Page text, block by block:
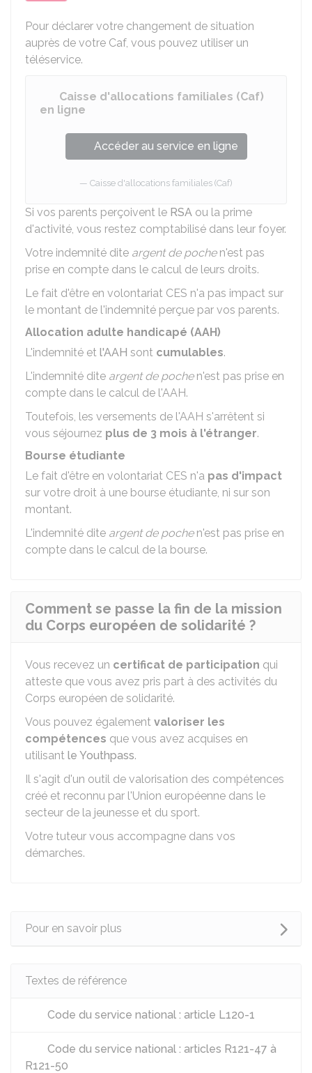
Pour déclarer votre changement de situation
auprès de votre Caf, vous pouvez utiliser un
téléservice.
Caisse d'allocations familiales (Caf)
en ligne
Accéder au service en ligne
Caisse d'allocations familiales (Caf)
Si vos parents perçoivent le RSA ou la prime
d'activité, vous restez comptabilisé dans leur foyer.
Votre indemnité dite argent de pochen'est pas
prise en compte dans le calcul de leurs droits.
Le fait d'être en volontariat CES n'a pas impact sur
le montant de l'indemnité perçue par vos parents.
Allocation adulte handicapé (AAH)
L'indemnité et l'AAH sont cumulables.
L'indemnité dite argent de pochen'est pas prise en
compte dans le calcul de l'AAH.
Toutefois, les versements de l'AAH s'arrêtent si
vous séjournez plus de 3 mois à l'étranger.
Bourse étudiante
Le fait d'être en volontariat CES n'a pas d'impact
sur votre droit à une bourse étudiante, ni sur son
montant.
L'indemnité dite argent de pochen'est pas prise en
compte dans le calcul de la bourse.
Comment se passe la fin de la mission
du Corps européen de solidarité ?
Vous recevez un certificat de participation qui
atteste que vous avez pris part à des activités du
Corps européen de solidarité.
Vous pouvez également valoriser les
compétences que vous avez acquises en
utilisant le Youthpass.
Il s'agit d'un outil de valorisation des compétences
créé et reconnu par l'Union européenne dans le
secteur de la jeunesse et du sport.
Votre tuteur vous accompagne dans vos
démarches.
Pour en savoir plus
Textes de référence
Code du service national : article L120-1
Code du service national : articles R121-47 à
R121-50